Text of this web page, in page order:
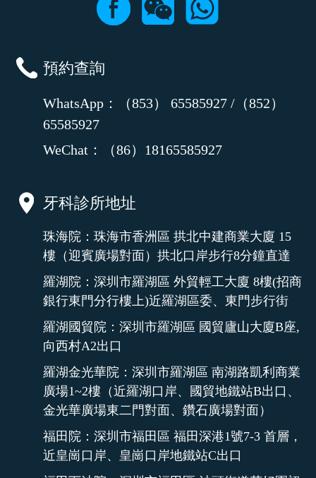
預約查詢
WhatsApp：（853） 65585927 /（852）
65585927
WeChat：（86）18165585927
牙科診所地址
珠海院：珠海市香洲區 拱北中建商業大廈 15
樓（迎賓廣場對面）拱北口岸步行8分鐘直達
羅湖院：深圳市羅湖區 外貿輕工大廈 8樓(招商
銀行東門分行樓上)近羅湖區委、東門步行街
羅湖國貿院：深圳市羅湖區 國貿廬山大廈B座,
向西村A2出口
羅湖金光華院：深圳市羅湖區 南湖路凱利商業
廣場1~2樓（近羅湖口岸、國貿地鐵站B出口、
金光華廣場東二門對面、鑽石廣場對面）
福田院：深圳市福田區 福田深港1號7-3 首層，
近皇崗口岸、皇崗口岸地鐵站C出口